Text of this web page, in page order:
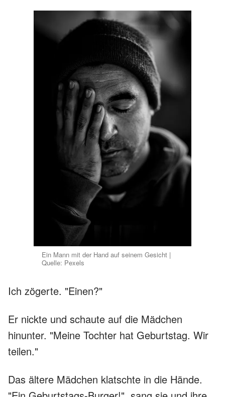
Ein Mann mit der Hand auf seinem Gesicht |
Quelle: Pexels
Ich zögerte. "Einen?"
Er nickte und schaute auf die Mädchen
hinunter. "Meine Tochter hat Geburtstag. Wir
teilen."
Das ältere Mädchen klatschte in die Hände.